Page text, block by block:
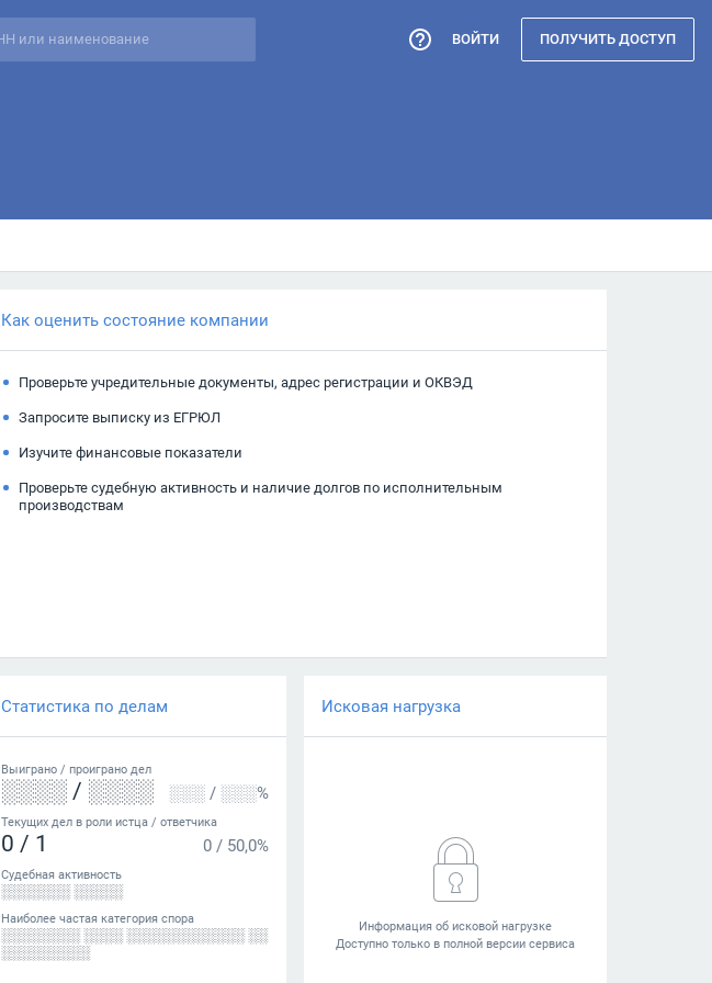
ВОЙТИ ПОЛУЧИТЬ ДОСТУП
Как оценить состояние компании
Проверьте учредительные документы, адрес регистрации и ОКВЭД
Запросите выписку из ЕГРЮЛ
Изучите финансовые показатели
Проверьте судебную активность и наличие долгов по исполнительным
производствам
Статистика по делам
Выиграно / проиграно дел
░░░░ / ░░░░ ░░░ / ░░░%
Текущих дел в роли истца / ответчика
0 / 1 0 / 50,0%
Судебная активность
░░░░░░░ ░░░░░
Наиболее частая категория спора
░░░░░░░░ ░░░░ ░░░░░░░░░░░░ ░░
░░░░░░░░░
Исковая нагрузка